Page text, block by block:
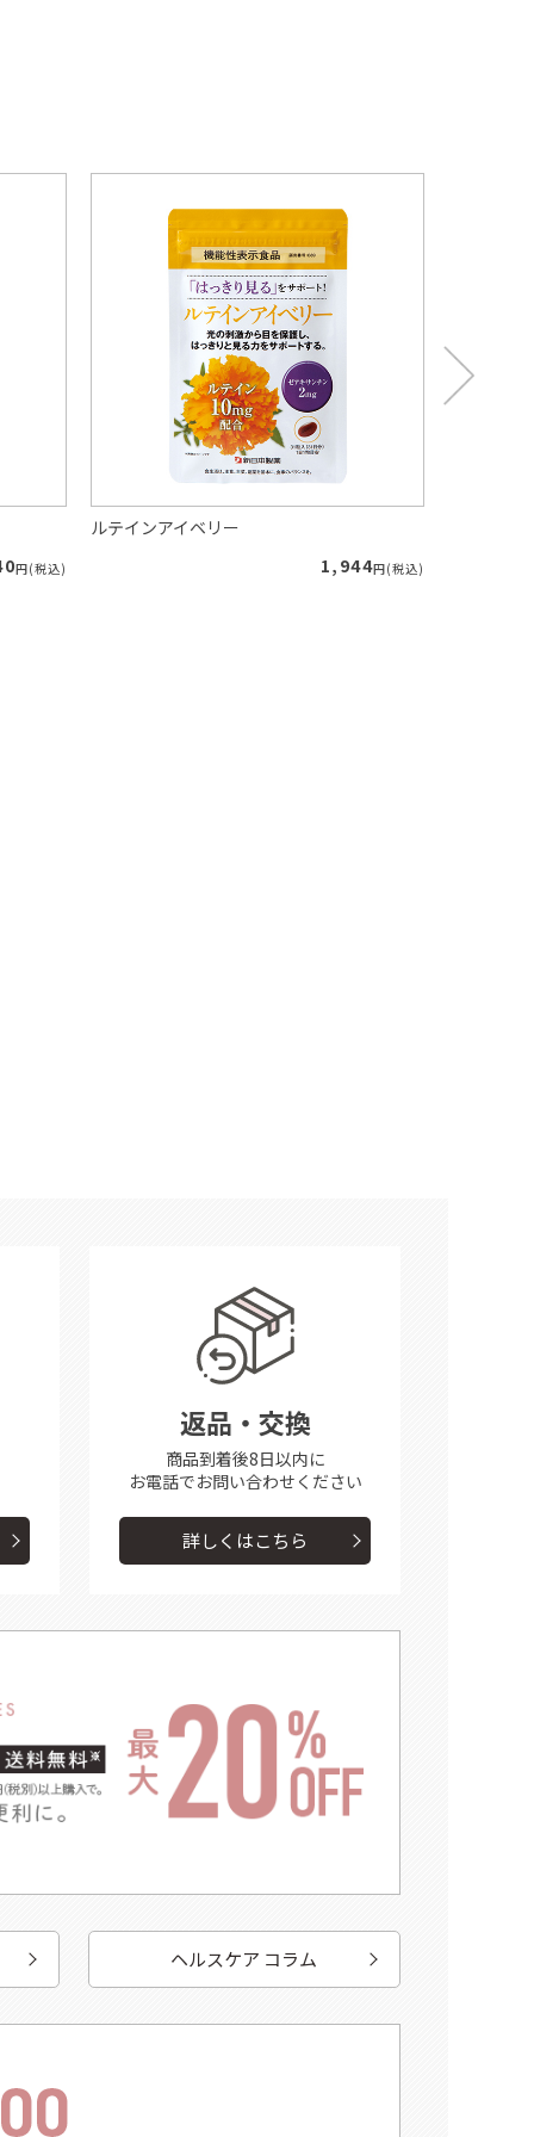
円(税込)
ルテインアイベリー
1,944円(税込)
返品・交換
商品到着後8日以内に
お電話でお問い合わせください
詳しくはこちら
ヘルスケア コラム